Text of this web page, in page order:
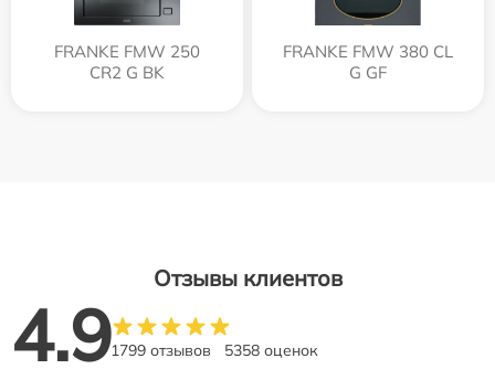
FRANKE FMW 250
CR2 G BK
FRANKE FMW 380 CL
G GF
Отзывы клиентов
4.91799 отзывов 5358 оценок